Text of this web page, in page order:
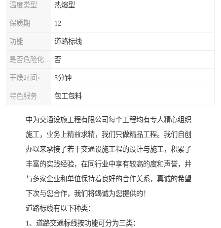
温度类型 热熔型
保质期 12
功能 道路标线
否
干燥时间≤ 5分钟
特色服务 包工包料
中为交通设施工程有限公司每个工程均有专人精心组织
施工，业务上精益求精，我们只做精品工程。我们自创
办以来承接了若干交通设施工程的设计与施工，积累了
丰富的实践经验，在同行业中享有较高的度和声誉，并
与多家企业和单位保持着良好的合作关系，真诚的希望
下次与您合作，我们将竭诚为您提供的！
道路标线有以下种类：
1、道路交通标线按功能可分为三类：